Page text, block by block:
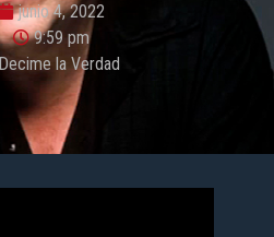
junio 4, 2022
9:59 pm
Decime la Verdad